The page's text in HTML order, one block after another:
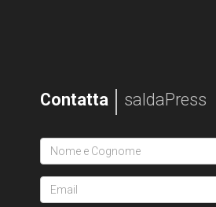
Contatta saldaPress